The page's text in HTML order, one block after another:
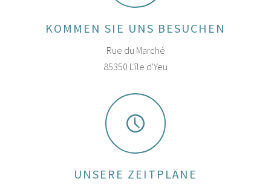
KOMMEN SIE UNS BESUCHEN
Rue du Marché
85350 L'île d'Yeu
UNSERE ZEITPLÄNE